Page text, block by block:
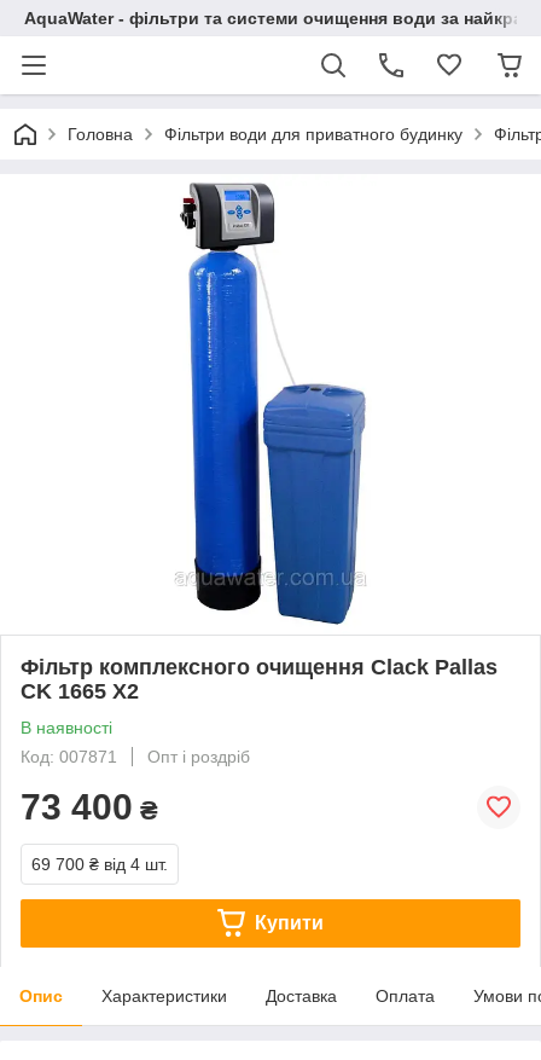
AquaWater - фільтри та системи очищення води за
Головна Фільтри води для приватного будинку
Фільтр комплексного очищення Clack Pallas
CK 1665 X2
В наявності
Код: 007871
Опт і роздріб
73 400 ₴
69 700 ₴ від 4 шт.
Купити
Опис Характеристики Доставка Оплата Умови